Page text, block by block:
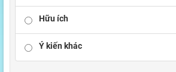
Hữu ích
Ý kiến khác